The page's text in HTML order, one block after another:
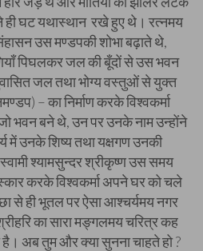
ही घट यथास्थान रखे हुए थे। रत्नमय
उस मण्डपकी शोभा बढ़ाते थे,
पिघलकर जल की बूँदों से उस भवन
जल तथा भोग्य वस्तुओं से युक्त
– का निर्माण करके विश्वकर्मा
भवन बने थे, उन पर उनके नाम उन्होंने
में उनके शिष्य तथा यक्षगण उनकी
श्यामसुन्दर श्रीकृष्ण उस समय
करके विश्वकर्मा अपने घर को चले
से ही भूतल पर ऐसा आश्चर्यमय नगर
का सारा मङ्गलमय चरित्र कह
अब तुम और क्या सुनना चाहते हो ?